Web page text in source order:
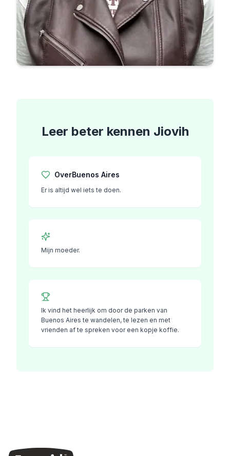
Leer beter kennen Jiovih
OverBuenos Aires
Er is altijd wel iets te doen.
Mijn moeder.
Ik vind het heerlijk om door de parken van
Buenos Aires te wandelen, te lezen en met
vrienden af ​​te spreken voor een kopje koffie.